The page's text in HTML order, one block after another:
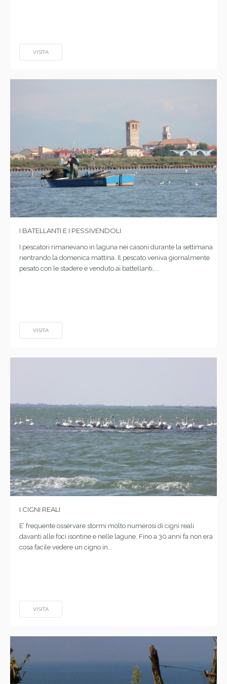
VISITA
I BATELLANTI E I PESSIVENDOLI
I pescatori rimanevano in laguna nei casoni durante la settimana
rientrando la domenica mattina. Il pescato veniva giornalmente
pesato con le stadere e venduto ai battellanti,...
VISITA
I CIGNI REALI
E’ frequente osservare stormi molto numerosi di cigni reali
davanti alle foci isontine e nelle lagune. Fino a 30 anni fa non era
cosa facile vedere un cigno in...
VISITA